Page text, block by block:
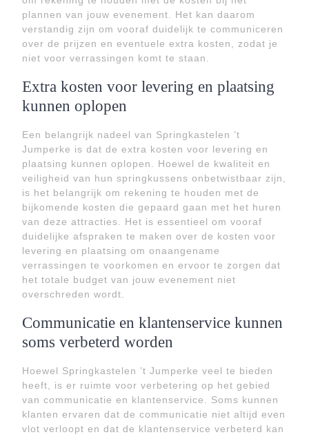
plannen van jouw evenement. Het kan daarom
verstandig zijn om vooraf duidelijk te communiceren
over de prijzen en eventuele extra kosten, zodat je
niet voor verrassingen komt te staan.
Extra kosten voor levering en plaatsing
kunnen oplopen
Een belangrijk nadeel van Springkastelen ’t
Jumperke is dat de extra kosten voor levering en
plaatsing kunnen oplopen. Hoewel de kwaliteit en
veiligheid van hun springkussens onbetwistbaar zijn,
is het belangrijk om rekening te houden met de
bijkomende kosten die gepaard gaan met het huren
van deze attracties. Het is essentieel om vooraf
duidelijke afspraken te maken over de kosten voor
levering en plaatsing om onaangename
verrassingen te voorkomen en ervoor te zorgen dat
het totale budget van jouw evenement niet
overschreden wordt.
Communicatie en klantenservice kunnen
soms verbeterd worden
Hoewel Springkastelen ’t Jumperke veel te bieden
heeft, is er ruimte voor verbetering op het gebied
van communicatie en klantenservice. Soms kunnen
klanten ervaren dat de communicatie niet altijd even
vlot verloopt en dat de klantenservice verbeterd kan